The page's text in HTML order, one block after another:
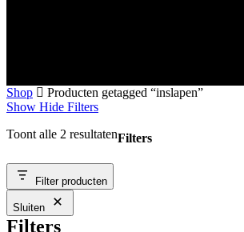
Shop
Producten getagged “inslapen”
Show Hide Filters
Toont alle 2 resultatenFilters
Close
FiltersFilter producten
Sluiten
Filters